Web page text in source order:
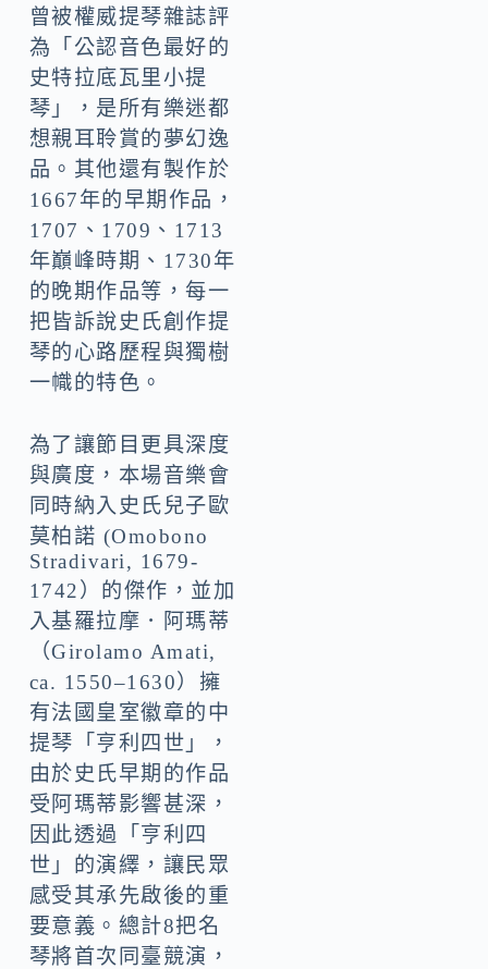
曾被權威提琴雜誌評
為「公認音色最好的
史特拉底瓦里小提
琴」，是所有樂迷都
想親耳聆賞的夢幻逸
品。其他還有製作於
1667年的早期作品，
1707、1709、1713
年巔峰時期、1730年
的晚期作品等，每一
把皆訴說史氏創作提
琴的心路歷程與獨樹
一幟的特色。
為了讓節目更具深度
與廣度，本場音樂會
同時納入史氏兒子歐
莫柏諾 (Omobono
Stradivari, 1679-
1742）的傑作，並加
入基羅拉摩．阿瑪蒂
（Girolamo Amati,
ca. 1550–1630）擁
有法國皇室徽章的中
提琴「亨利四世」，
由於史氏早期的作品
受阿瑪蒂影響甚深，
因此透過「亨利四
世」的演繹，讓民眾
感受其承先啟後的重
要意義。總計8把名
琴將首次同臺競演，